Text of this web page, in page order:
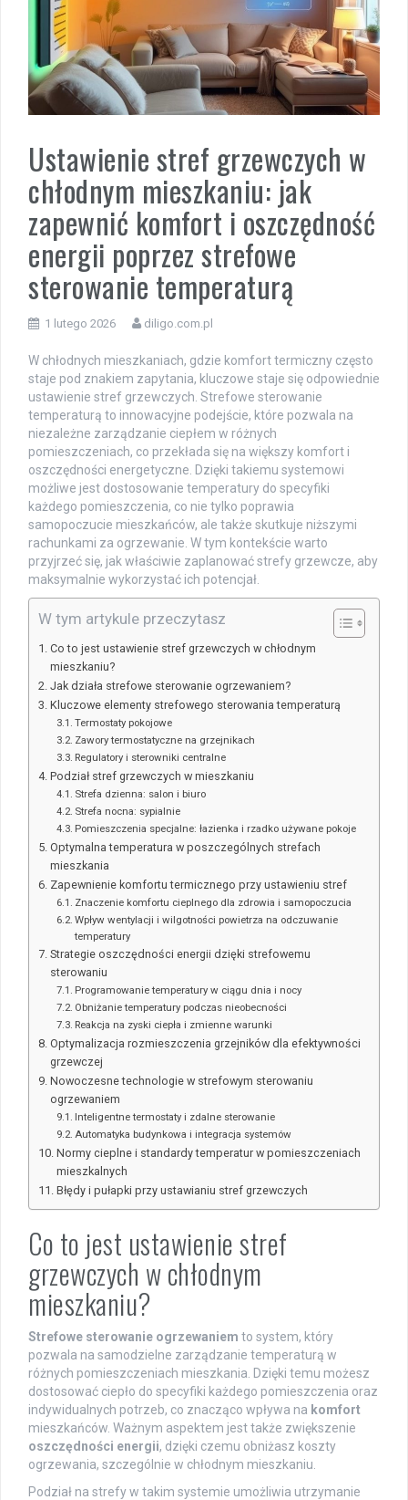
Ustawienie stref grzewczych w
chłodnym mieszkaniu: jak
zapewnić komfort i oszczędność
energii poprzez strefowe
sterowanie temperaturą
1 lutego 2026 diligo.com.pl
W chłodnych mieszkaniach, gdzie komfort termiczny często
staje pod znakiem zapytania, kluczowe staje się odpowiednie
ustawienie stref grzewczych. Strefowe sterowanie
temperaturą to innowacyjne podejście, które pozwala na
niezależne zarządzanie ciepłem w różnych
pomieszczeniach, co przekłada się na większy komfort i
oszczędności energetyczne. Dzięki takiemu systemowi
możliwe jest dostosowanie temperatury do specyfiki
każdego pomieszczenia, co nie tylko poprawia
samopoczucie mieszkańców, ale także skutkuje niższymi
rachunkami za ogrzewanie. W tym kontekście warto
przyjrzeć się, jak właściwie zaplanować strefy grzewcze, aby
maksymalnie wykorzystać ich potencjał.
W tym artykule przeczytasz
Co to jest ustawienie stref grzewczych w chłodnym
mieszkaniu?
Jak działa strefowe sterowanie ogrzewaniem?
Kluczowe elementy strefowego sterowania temperaturą
Termostaty pokojowe
Zawory termostatyczne na grzejnikach
Regulatory i sterowniki centralne
Podział stref grzewczych w mieszkaniu
Strefa dzienna: salon i biuro
Strefa nocna: sypialnie
Pomieszczenia specjalne: łazienka i rzadko używane pokoje
Optymalna temperatura w poszczególnych strefach
mieszkania
Zapewnienie komfortu termicznego przy ustawieniu stref
Znaczenie komfortu cieplnego dla zdrowia i samopoczucia
Wpływ wentylacji i wilgotności powietrza na odczuwanie
temperatury
Strategie oszczędności energii dzięki strefowemu
sterowaniu
Programowanie temperatury w ciągu dnia i nocy
Obniżanie temperatury podczas nieobecności
Reakcja na zyski ciepła i zmienne warunki
Optymalizacja rozmieszczenia grzejników dla efektywności
grzewczej
Nowoczesne technologie w strefowym sterowaniu
ogrzewaniem
Inteligentne termostaty i zdalne sterowanie
Automatyka budynkowa i integracja systemów
Normy cieplne i standardy temperatur w pomieszczeniach
mieszkalnych
Błędy i pułapki przy ustawianiu stref grzewczych
Co to jest ustawienie stref
grzewczych w chłodnym
mieszkaniu?
Strefowe sterowanie ogrzewaniem to system, który
pozwala na samodzielne zarządzanie temperaturą w
różnych pomieszczeniach mieszkania. Dzięki temu możesz
dostosować ciepło do specyfiki każdego pomieszczenia oraz
indywidualnych potrzeb, co znacząco wpływa na komfort
mieszkańców. Ważnym aspektem jest także zwiększenie
oszczędności energii, dzięki czemu obniżasz koszty
ogrzewania, szczególnie w chłodnym mieszkaniu.
Podział na strefy w takim systemie umożliwia utrzymanie